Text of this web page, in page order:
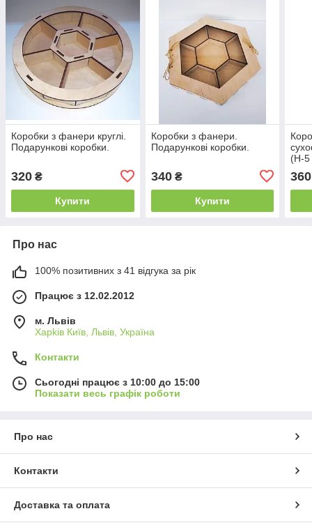
Коробки з фанери круглі.
Подарункові коробки.
320 ₴
Купити
Коробки з фанери.
Подарункові коробки.
340₴
Купити
(Н-5
360
Про нас
100% позитивних з 41 відгука за рік
Працює з 12.02.2012
м. Львів
Харkiв Київ, Львів, Україна
Контакти
Сьогодні працює з 10:00 до 15:00
Показати весь графік роботи
Про нас
Контакти
Доставка та оплата